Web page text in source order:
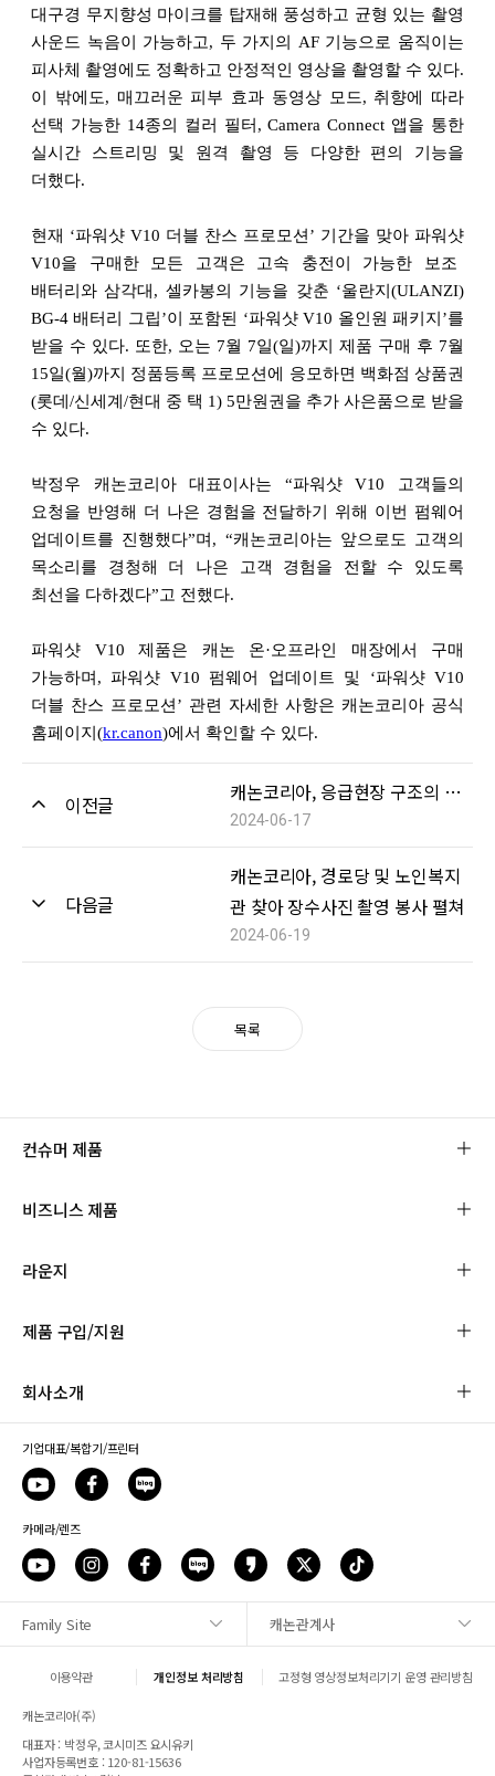
이전글
캐논코리아, 응급현장 구조의 영웅들을 조명하는 ‘First In Last Out (The HERO)’ 사진전 지원
2024-06-17
다음글
캐논코리아, 경로당 및 노인복지
관 찾아 장수사진 촬영 봉사 펼쳐
2024-06-19
목록
사이트맵
컨슈머 제품
비즈니스 제품
라운지
제품 구입/지원
회사소개
기업대표/복합기/프린터
카메라/렌즈
Family Site 캐논관계사
이용약관 개인정보 처리방침 고정형 영상정보처리기기 운영 관리방침
캐논코리아(주)
대표자 : 박정우, 코시미즈 요시유키
사업자등록번호 : 120-81-15636